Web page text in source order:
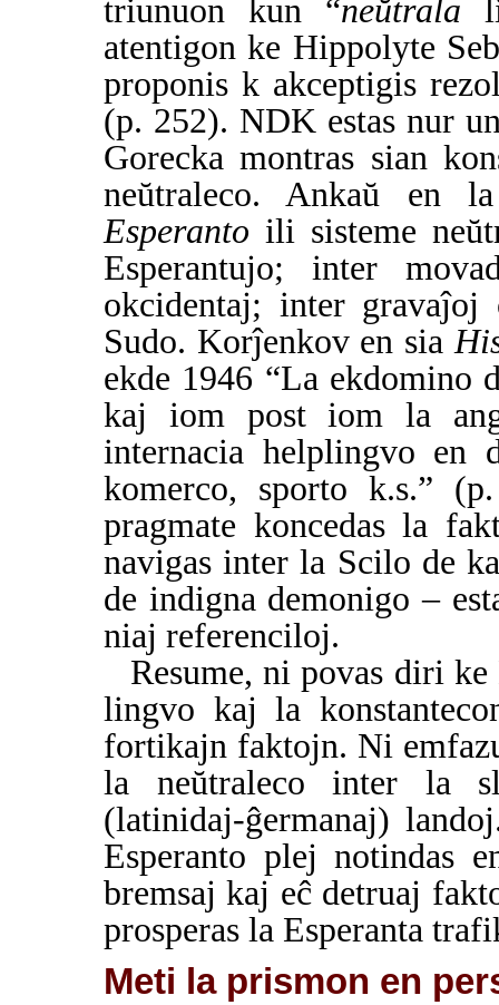
triunuon kun “neŭtrala
atentigon ke Hippolyte
proponis k akceptigis
(p. 252). NDK estas nur
Gorecka montras sian
neŭtraleco. Ankaŭ en
Esperanto ili sisteme
Esperantujo; inter
okcidentaj; inter
Sudo. Korĵenkov en sia
ekde 1946 “La ekdomino
kaj iom post iom la
internacia helplingvo en
komerco, sporto k.s.”
pragmate koncedas la
navigas inter la Scilo de
de indigna demonigo –
niaj referenciloj.
Resume, ni povas diri
lingvo kaj la
fortikajn faktojn. Ni
la neŭtraleco inter la
(latinidaj-ĝermanaj)
Esperanto plej notindas
bremsaj kaj eĉ detruaj
prosperas la Esperanta
Meti la prismon en